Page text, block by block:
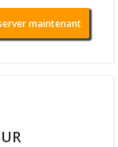
maintenant